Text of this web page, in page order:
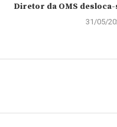
Diretor da OMS desloca-
31/05/